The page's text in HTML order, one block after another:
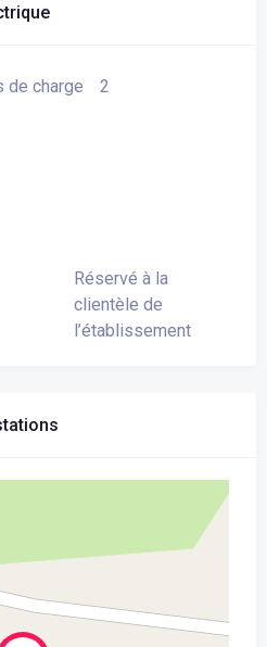
de charge 2
Réservé à la
clientèle de
l’établissement